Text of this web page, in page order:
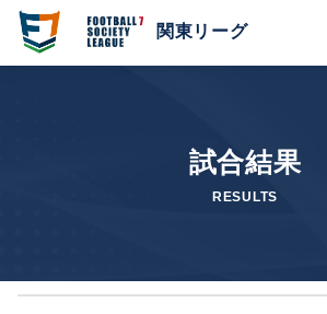
関東リーグ
試合結果
RESULTS